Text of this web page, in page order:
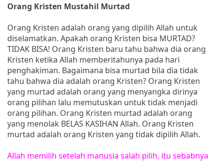
Orang Kristen Mustahil Murtad
Orang Kristen adalah orang yang dipilih Allah untuk
diselamatkan. Apakah orang Kristen bisa MURTAD?
TIDAK BISA! Orang Kristen baru tahu bahwa dia orang
Kristen ketika Allah memberitahunya pada hari
penghakiman. Bagaimana bisa murtad bila dia tidak
tahu bahwa dia adalah orang Kristen? Orang Kristen
yang murtad adalah orang yang menyangka dirinya
orang pilihan lalu memutuskan untuk tidak menjadi
orang pilihan. Orang Kristen murtad adalah orang
yang menolak BELAS KASIHAN Allah. Orang Kristen
murtad adalah orang Kristen yang tidak dipilih Allah.
Allah memilih setelah manusia salah pilih, itu sebabnya